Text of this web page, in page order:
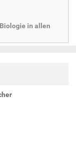
in allen